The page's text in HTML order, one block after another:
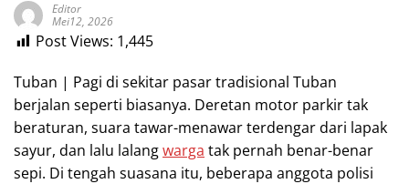
Editor
Mei12, 2026
Post Views: 1,445
Tuban | Pagi di sekitar pasar tradisional Tuban
berjalan seperti biasanya. Deretan motor parkir tak
beraturan, suara tawar-menawar terdengar dari lapak
sayur, dan lalu lalangwarga tak pernah benar-benar
sepi. Di tengah suasana itu, beberapa anggota polisi